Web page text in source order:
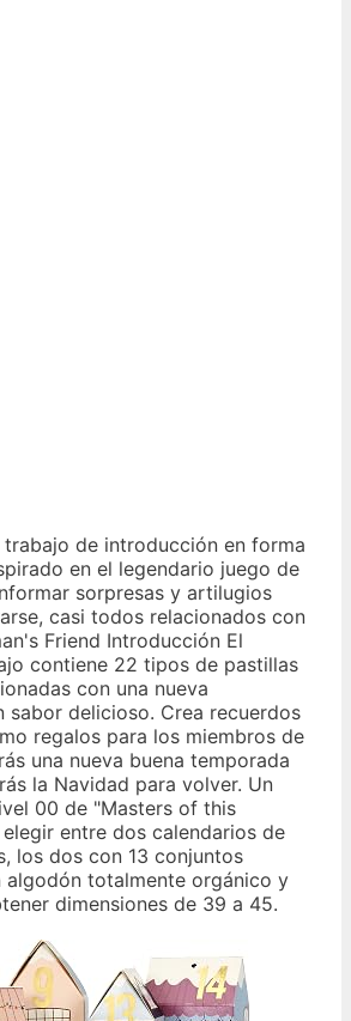
trabajo de introducción en forma
en el legendario juego de
sorpresas y artilugios
casi todos relacionados con
Friend Introducción El
contiene 22 tipos de pastillas
con una nueva
sabor delicioso. Crea recuerdos
regalos para los miembros de
una nueva buena temporada
la Navidad para volver. Un
00 de "Masters of this
entre dos calendarios de
los dos con 13 conjuntos
algodón totalmente orgánico y
dimensiones de 39 a 45.